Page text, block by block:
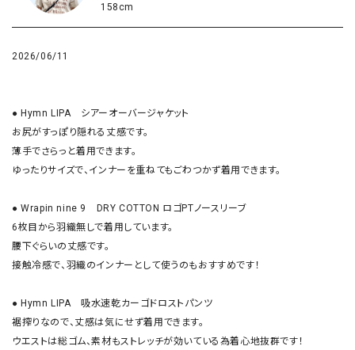
158cm
2026/06/11
● Hymn LIPA　シアーオーバージャケット
お尻がすっぽり隠れる丈感です。
薄手でさらっと着用できます。
ゆったりサイズで、インナーを重ねてもごわつかず着用できます。
● Wrapin nine 9　DRY COTTON ロゴPTノースリーブ
6枚目から羽織無しで着用しています。
腰下ぐらいの丈感です。
接触冷感で、羽織のインナーとして使うのもおすすめです！
● Hymn LIPA　吸水速乾カーゴドロストパンツ
裾搾りなので、丈感は気にせず着用できます。
ウエストは総ゴム、素材もストレッチが効いている為着心地抜群です！